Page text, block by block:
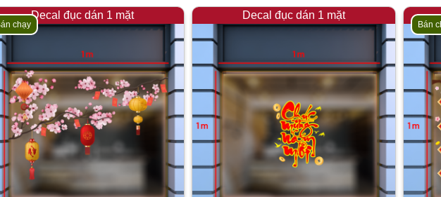
Decal đục dán 1 mặt
chạy
Decal đục dán 1 mặt
Bán